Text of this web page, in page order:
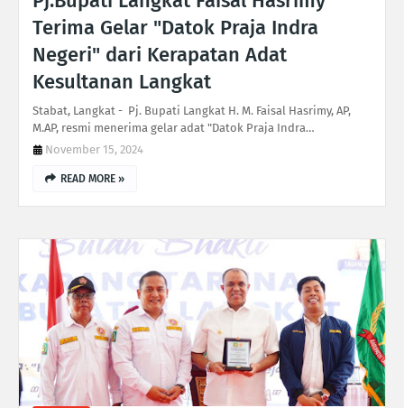
Terima Gelar "Datok Praja Indra
Negeri" dari Kerapatan Adat
Kesultanan Langkat
Stabat, Langkat - Pj. Bupati Langkat H. M. Faisal Hasrimy, AP,
M.AP, resmi menerima gelar adat "Datok Praja Indra…
November 15, 2024
READ MORE »